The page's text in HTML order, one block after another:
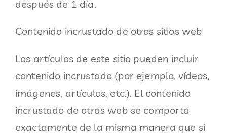
después de 1 día.
Contenido incrustado de otros sitios web
Los artículos de este sitio pueden incluir
contenido incrustado (por ejemplo, vídeos,
imágenes, artículos, etc.). El contenido
incrustado de otras web se comporta
exactamente de la misma manera que si